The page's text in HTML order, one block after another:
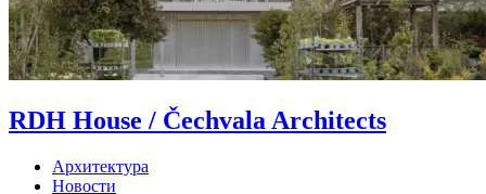
RDH House / Čechvala Architects
Архитектура
Новости